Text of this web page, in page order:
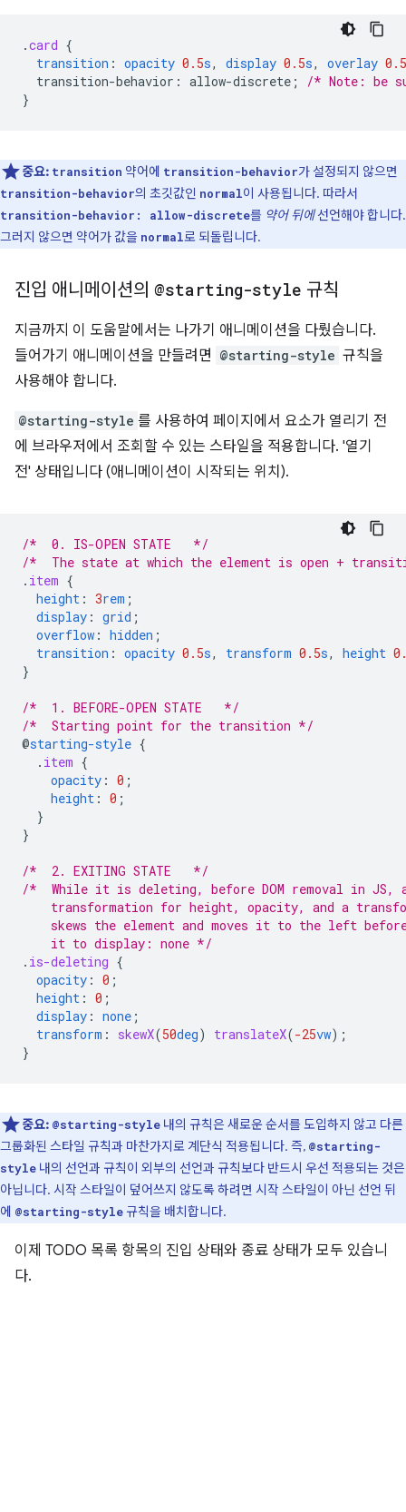
.card {
transition : opacity 0.5s, display 0.5s, overlay 0.5
transition-behavior : allow-discrete ;
/* Note: be
}
중요: transition 약어에 transition-behavior가 설정되지 않으면
transition-behavior의 초깃값인 normal이 사용됩니다. 따라서
transition-behavior: allow-discrete를 약어 뒤에선언해야 합니다.
그러지 않으면 약어가 값을 normal로 되돌립니다.
진입 애니메이션의 @starting-style 규칙
지금까지 이 도움말에서는 나가기 애니메이션을 다뤘습니다.
들어가기 애니메이션을 만들려면 @starting-style 규칙을
사용해야 합니다.
@starting-style 를 사용하여 페이지에서 요소가 열리기 전
에 브라우저에서 조회할 수 있는 스타일을 적용합니다. '열기
전' 상태입니다 (애니메이션이 시작되는 위치).
/*  0. IS-OPEN STATE   */
/*  The state at which the element is open +
. item {
height : 3rem ;
display : grid ;
overflow : hidden ;
transition : opacity 0.5s, transform 0.5s, height
}
/*  1. BEFORE-OPEN STATE   */
/*  Starting point for the transition */
@starting-style {
. item {
opacity : 0 ;
height : 0 ;
}
}
/*  2. EXITING STATE   */
/*  While it is deleting, before DOM removal in JS,
transformation for height, opacity, and a
skews the element and moves it to the left
    it to display: none */
. is-deleting {
opacity : 0 ;
height : 0 ;
display : none ;
transform : skewX(50deg) translateX(-25vw);
}
중요: @starting-style 내의 규칙은 새로운 순서를 도입하지 않고 다른
그룹화된 스타일 규칙과 마찬가지로 계단식 적용됩니다. 즉, @starting-
style 내의 선언과 규칙이 외부의 선언과 규칙보다 반드시 우선 적용되는 것은
아닙니다. 시작 스타일이 덮어쓰지 않도록 하려면 시작 스타일이 아닌 선언 뒤
에 @starting-style 규칙을 배치합니다.
이제 TODO 목록 항목의 진입 상태와 종료 상태가 모두 있습니
다.